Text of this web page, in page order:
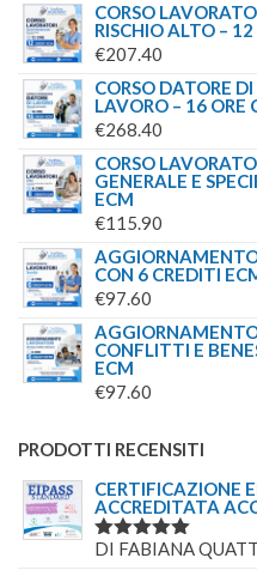
CORSO
RISCHIO ALTO –
€207.40
CORSO DATORE
LAVORO – 16 ORE
€268.40
CORSO
GENERALE E
ECM
€115.90
CON 6 CREDITI
€97.60
CONFLITTI E
ECM
€97.60
PRODOTTI RECENSITI
CERTIFICAZIONE
ACCREDITATA
VALUTATO
DI FABIANA